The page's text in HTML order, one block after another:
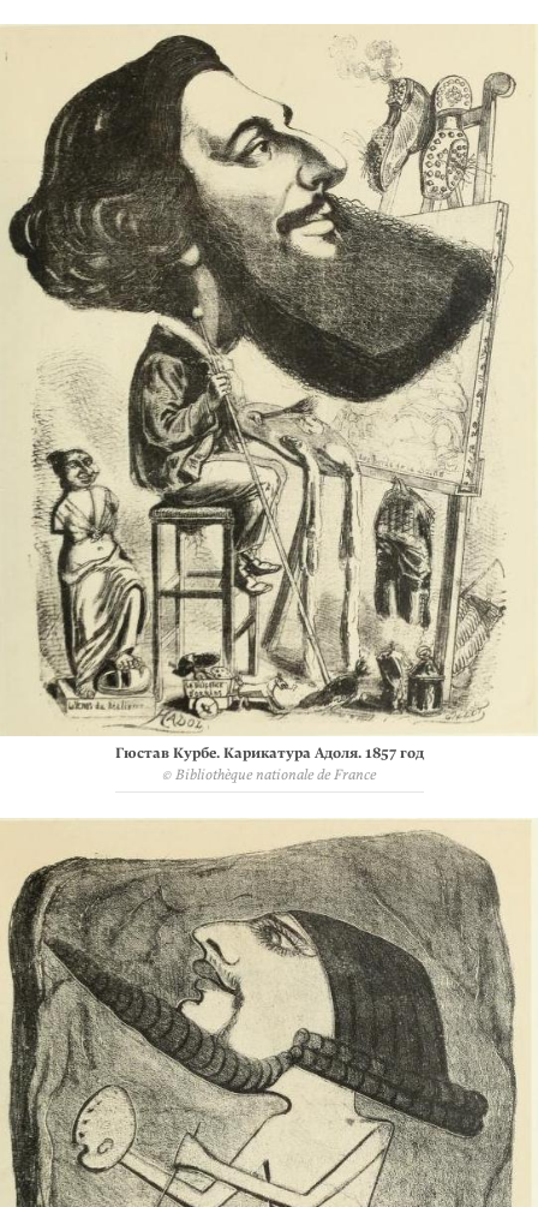
Гюстав Курбе. Карикатура Адоля. 1857 год
© Bibliothèque nationale de France